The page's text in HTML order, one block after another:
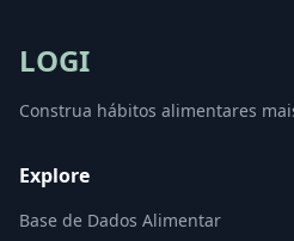
LOGI
Construa hábitos alimentares
Explore
Base de Dados Alimentar